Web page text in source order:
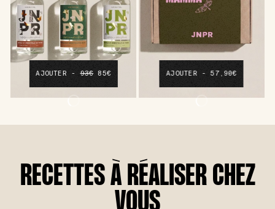
AJOUTER -93€85€ AJOUTER - 57,90€
RECETTES À RÉALISER CHEZ